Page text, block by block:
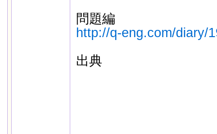
問題編
http://q-eng.com/diary/
出典